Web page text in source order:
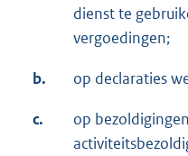
dienst te
vergoedingen;
b. op declaraties
c.
op